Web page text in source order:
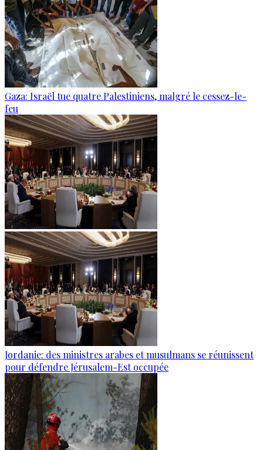
Gaza: Israël tue quatre Palestiniens, malgré le cessez-le-
feu
Jordanie: des ministres arabes et musulmans se réunissent
pour défendre Jérusalem-Est occupée